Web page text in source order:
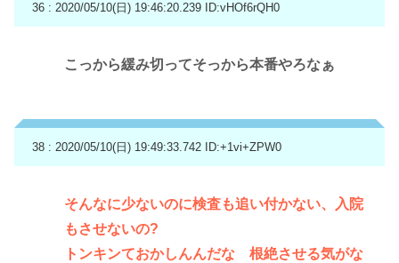
36 : 2020/05/10(日) 19:46:20.239 ID:vHOf6rQH0
こっから緩み切ってそっから本番やろなぁ
38 : 2020/05/10(日) 19:49:33.742 ID:+1vi+ZPW0
そんなに少ないのに検査も追い付かない、入院
もさせないの?
トンキンておかしんんだな 根絶させる気がな